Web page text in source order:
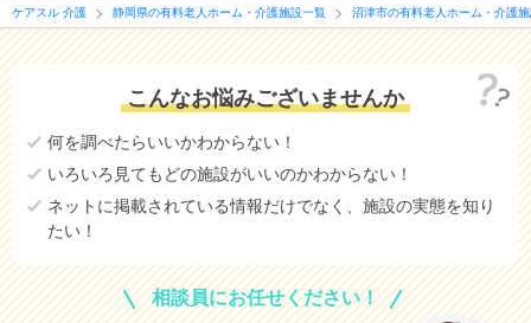
ケアスル 介護 静岡県の有料老人ホーム・介護施設一覧 沼津市の有料老人ホーム・介護
こんなお悩みございませんか
何を調べたらいいかわからない！
いろいろ見てもどの施設がいいのかわからない！
ネットに掲載されている情報だけでなく、施設の実態を知り
たい！
相談員にお任せください！